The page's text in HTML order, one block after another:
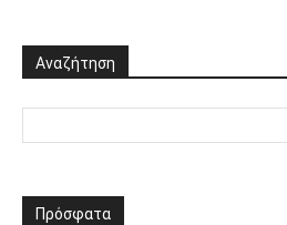
Αναζήτηση
Πρόσφατα